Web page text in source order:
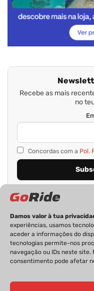
Damos valor à tua
experiências, usamos
aceder a informações do
tecnologias permite-nos
navegação ou IDs neste
consentimento pode afetar
Recebe as mais
no
Concordas com a Pol.
PRIVACIDADE FICHA